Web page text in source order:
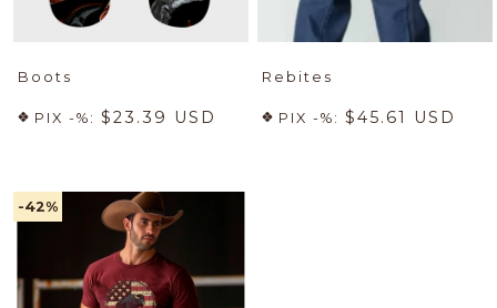
Boots
PIX -%: $23.39 USD
Rebites
PIX -%: $45.61 USD
-42%